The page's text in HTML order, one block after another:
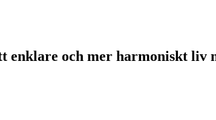
enklare och mer harmoniskt liv